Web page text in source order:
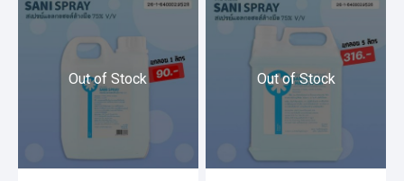
Out of Stock Out of Stock